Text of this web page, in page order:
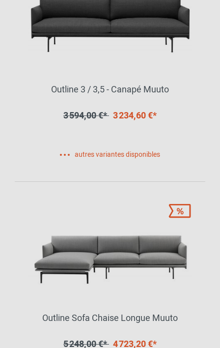
Outline 3 / 3,5 - Canapé Muuto
3 594,00 €* 3 234,60 €*
autres variantes disponibles
Outline Sofa Chaise Longue Muuto
5 248,00 €* 4 723,20 €*